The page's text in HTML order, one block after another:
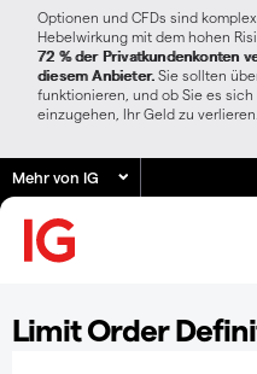
Optionen und CFDs sind
Hebelwirkung mit dem hohen
72 % der Privatkundenkonten
diesem Anbieter. Sie sollten
funktionieren, und ob Sie es
einzugehen, Ihr Geld zu verlieren.
Mehr von IG
Limit Order